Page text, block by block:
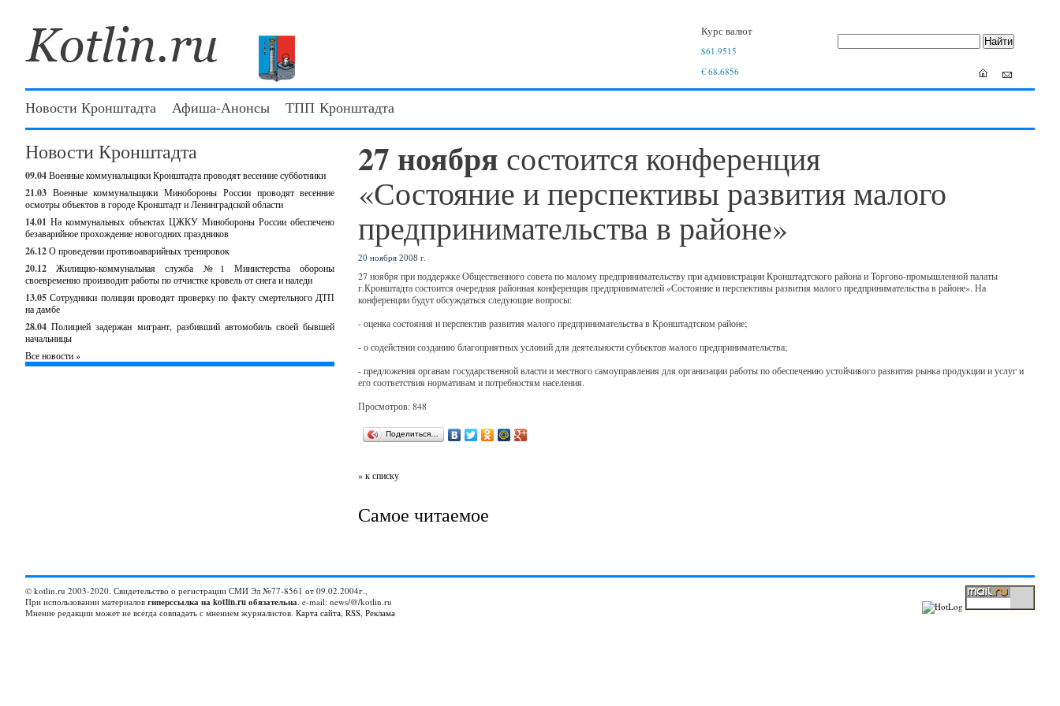
Курс валют
$61.9515
€ 68.6856
Новости Кронштадта Афиша-Анонсы ТПП Кронштадта
Новости Кронштадта
09.04Военные коммунальщики Кронштадта проводят весенние субботники
21.03 Военные коммунальщики Минобороны России проводят весенние
осмотры объектов в городе Кронштадт и Ленинградской области
14.01 На коммунальных объектах ЦЖКУ Минобороны России обеспечено
безаварийное прохождение новогодних праздников
26.12О проведении противоаварийных тренировок
20.12
Жилищно-коммунальная служба №1 Министерства обороны
своевременно производит работы по отчистке кровель от снега и наледи
13.05 Сотрудники полиции проводят проверку по факту смертельного ДТП
на дамбе
28.04 Полицией задержан мигрант, разбивший автомобиль своей бывшей
начальницы
Все новости »
27 ноября состоится конференция
«Состояние и перспективы развития малого
предпринимательства в районе»
20 ноября 2008 г.
27 ноября при поддержке Общественного совета по малому предпринимательству при администрации Кронштадтского района и Торгово-промышленной палаты
г.Кронштадта состоится очередная районная конференция предпринимателей «Состояние и перспективы развития малого предпринимательства в районе». На
конференции будут обсуждаться следующие вопросы:
- оценка состояния и перспектив развития малого предпринимательства в Кронштадтском районе;
- о содействии созданию благоприятных условий для деятельности субъектов малого предпринимательства;
- предложения органам государственной власти и местного самоуправления для организации работы по обеспечению устойчивого развития рынка продукции и услуг и
его соответствия нормативам и потребностям населения.
Просмотров: 848
Поделиться…
» к списку
Самое читаемое
© kotlin.ru 2003-2020. Свидетельство о регистрации СМИ Эл №77-8561 от 09.02.2004г.,
При использовании материалов гиперссылка на kotlin.ru обязательна. e-mail: news/@/kotlin.ru
Мнение редакции может не всегда совпадать с мнением журналистов. Карта сайта, RSS, Реклама